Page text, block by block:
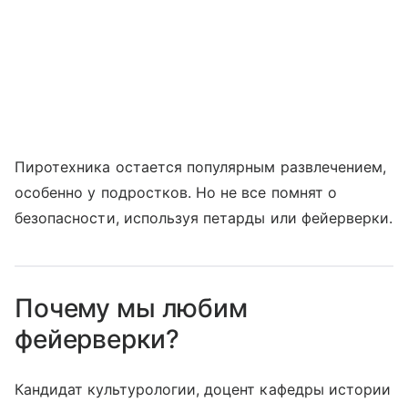
Пиротехника остается популярным развлечением,
особенно у подростков. Но не все помнят о
безопасности, используя петарды или фейерверки.
Почему мы любим
фейерверки?
Кандидат культурологии, доцент кафедры истории